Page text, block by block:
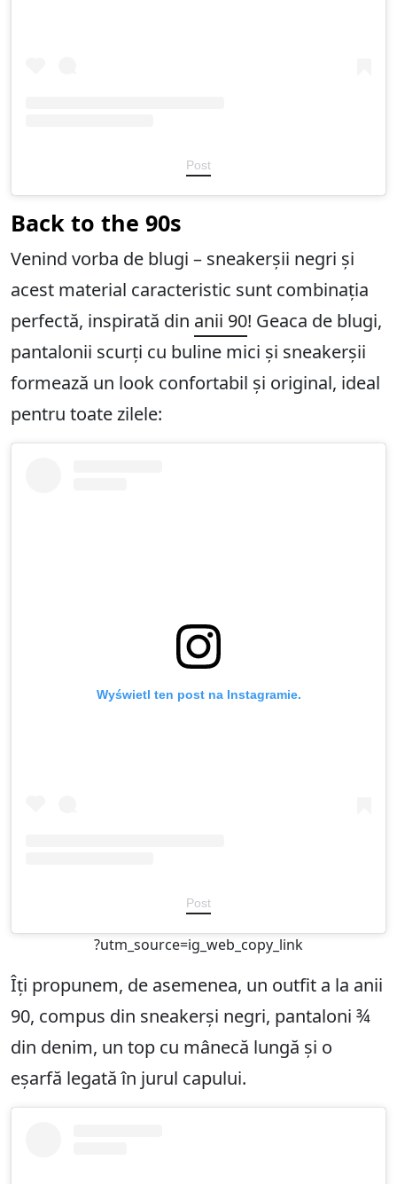
Post
Back to the 90s
Venind vorba de blugi – sneakerșii negri și
acest material caracteristic sunt combinația
perfectă, inspirată din anii 90! Geaca de blugi,
pantalonii scurți cu buline mici și sneakerșii
formează un look confortabil și original, ideal
pentru toate zilele:
Wyświetl ten post na Instagramie.
Post
?utm_source=ig_web_copy_link
Îți propunem, de asemenea, un outfit a la anii
90, compus din sneakerși negri, pantaloni ¾
din denim, un top cu mânecă lungă și o
eșarfă legată în jurul capului.